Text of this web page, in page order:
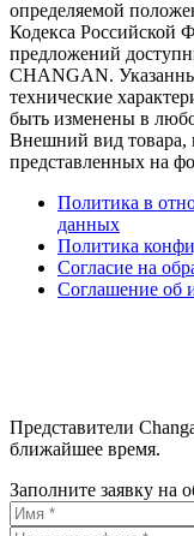
определяемой
Кодекса Российской
предложений
CHANGAN.
технические
быть изменены в
Внешний вид товара,
представленных на
Политика в
данных
Политика
Согласие на
Соглашение об
Представители
ближайшее время.
Заполните заявку на